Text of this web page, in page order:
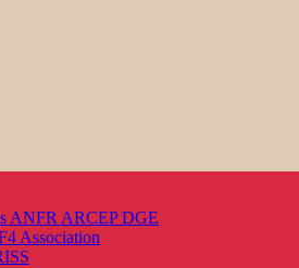
ANFR ARCEP DGE
Association